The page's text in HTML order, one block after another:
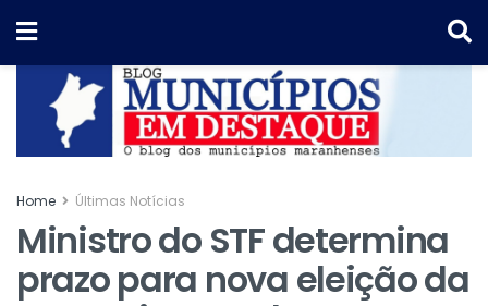
Home Últimas Notícias
Ministro do STF determina
prazo para nova eleição da